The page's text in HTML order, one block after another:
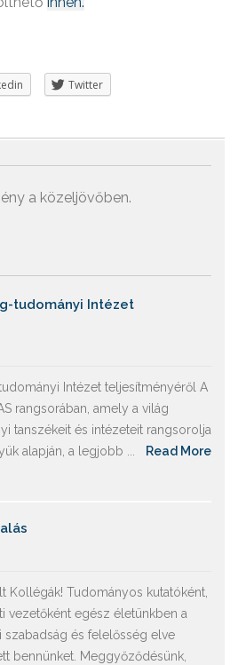
Twitter
a közeljövőben.
tudományi Intézet
Intézet teljesítményéről A
rangsorában, amely a világ
tanszékeit és intézeteit rangsorolja
alapján, a legjobb ...
Read More
Kollégák! Tudományos kutatóként,
vezetőként egész életünkben a
szabadság és felelősség elve
bennünket. Meggyőződésünk,